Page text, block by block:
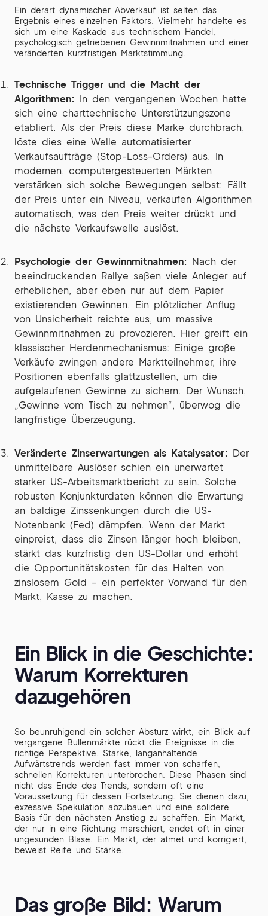
Ein derart dynamischer Abverkauf ist selten das
Ergebnis eines einzelnen Faktors. Vielmehr handelte es
sich um eine Kaskade aus technischem Handel,
psychologisch getriebenen Gewinnmitnahmen und einer
veränderten kurzfristigen Marktstimmung.
Technische Trigger und die Macht der
Algorithmen: In den vergangenen Wochen hatte
sich eine charttechnische Unterstützungszone
etabliert. Als der Preis diese Marke durchbrach,
löste dies eine Welle automatisierter
Verkaufsaufträge (Stop-Loss-Orders) aus. In
modernen, computergesteuerten Märkten
verstärken sich solche Bewegungen selbst: Fällt
der Preis unter ein Niveau, verkaufen Algorithmen
automatisch, was den Preis weiter drückt und
die nächste Verkaufswelle auslöst.
Psychologie der Gewinnmitnahmen: Nach der
beeindruckenden Rallye saßen viele Anleger auf
erheblichen, aber eben nur auf dem Papier
existierenden Gewinnen. Ein plötzlicher Anflug
von Unsicherheit reichte aus, um massive
Gewinnmitnahmen zu provozieren. Hier greift ein
klassischer Herdenmechanismus: Einige große
Verkäufe zwingen andere Marktteilnehmer, ihre
Positionen ebenfalls glattzustellen, um die
aufgelaufenen Gewinne zu sichern. Der Wunsch,
„Gewinne vom Tisch zu nehmen“, überwog die
langfristige Überzeugung.
Veränderte Zinserwartungen als Katalysator: Der
unmittelbare Auslöser schien ein unerwartet
starker US-Arbeitsmarktbericht zu sein. Solche
robusten Konjunkturdaten können die Erwartung
an baldige Zinssenkungen durch die US-
Notenbank (Fed) dämpfen. Wenn der Markt
einpreist, dass die Zinsen länger hoch bleiben,
stärkt das kurzfristig den US-Dollar und erhöht
die Opportunitätskosten für das Halten von
zinslosem Gold – ein perfekter Vorwand für den
Markt, Kasse zu machen.
Ein Blick in die Geschichte:
Warum Korrekturen
dazugehören
So beunruhigend ein solcher Absturz wirkt, ein Blick auf
vergangene Bullenmärkte rückt die Ereignisse in die
richtige Perspektive. Starke, langanhaltende
Aufwärtstrends werden fast immer von scharfen,
schnellen Korrekturen unterbrochen. Diese Phasen sind
nicht das Ende des Trends, sondern oft eine
Voraussetzung für dessen Fortsetzung. Sie dienen dazu,
exzessive Spekulation abzubauen und eine solidere
Basis für den nächsten Anstieg zu schaffen. Ein Markt,
der nur in eine Richtung marschiert, endet oft in einer
ungesunden Blase. Ein Markt, der atmet und korrigiert,
beweist Reife und Stärke.
Das große Bild: Warum